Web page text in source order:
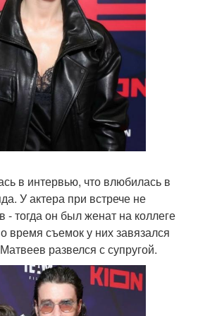
в интервью, что влюбилась в
У актера при встрече не
- тогда он был женат на коллеге
время съемок у них завязался
развелся с супругой.